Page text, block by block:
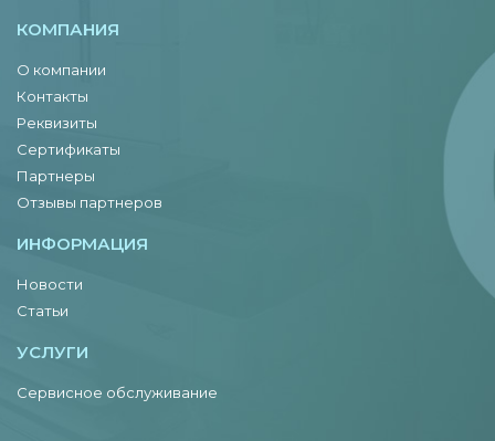
КОМПАНИЯ
О компании
Контакты
Реквизиты
Сертификаты
Партнеры
Отзывы партнеров
ИНФОРМАЦИЯ
Новости
Статьи
УСЛУГИ
Сервисное обслуживание